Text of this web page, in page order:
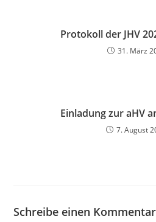
Protokoll der JHV
31. März
Einladung zur aHV
7. August
Schreibe einen Kommentar